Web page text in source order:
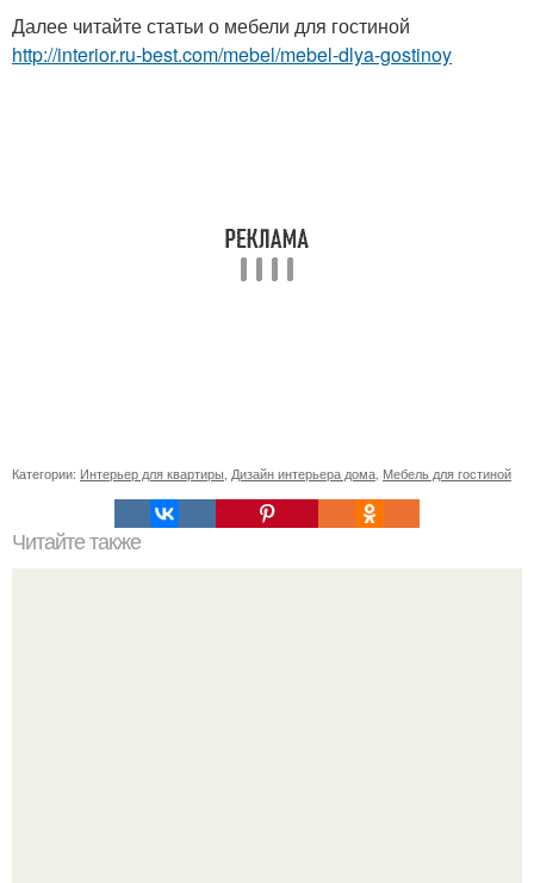
Далее читайте статьи о мебели для гостиной
http://interior.ru-best.com/mebel/mebel-dlya-gostinoy
Категории: Интерьер для квартиры Дизайн интерьера дома Мебель для гостиной
Читайте также